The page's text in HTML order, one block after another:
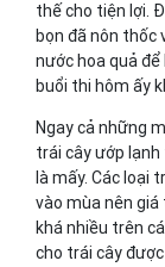
thế cho tiện lợi.
bọn đã nôn thốc
nước hoa quả để
buổi thi hôm ấy
Ngay cả những
trái cây ướp
là mấy. Các loại
vào mùa nên giá
khá nhiều trên
cho trái cây